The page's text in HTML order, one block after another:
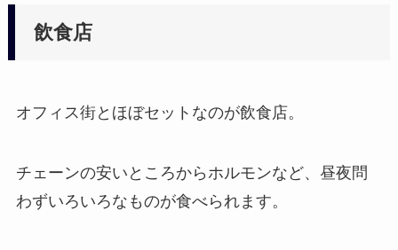
飲食店
オフィス街とほぼセットなのが飲食店。
チェーンの安いところからホルモンなど、昼夜問
わずいろいろなものが食べられます。